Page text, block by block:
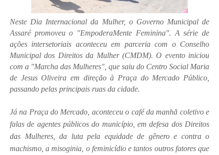
Neste Dia Internacional da Mulher, o Governo Municipal de
Assaré promoveu o "EmpoderaMente Feminina". A série de
ações intersetoriais aconteceu em parceria com o Conselho
Municipal dos Direitos da Mulher (CMDM). O evento iniciou
com a "Marcha das Mulheres", que saiu do Centro Social Maria
de Jesus Oliveira em direção à Praça do Mercado Público,
passando pelas principais ruas da cidade.
Já na Praça do Mercado, aconteceu o café da manhã coletivo e
falas de agentes públicos do município, em defesa dos Direitos
das Mulheres, da luta pela equidade de gênero e contra o
machismo, a misoginia, o feminicídio e tantos outros fatores que